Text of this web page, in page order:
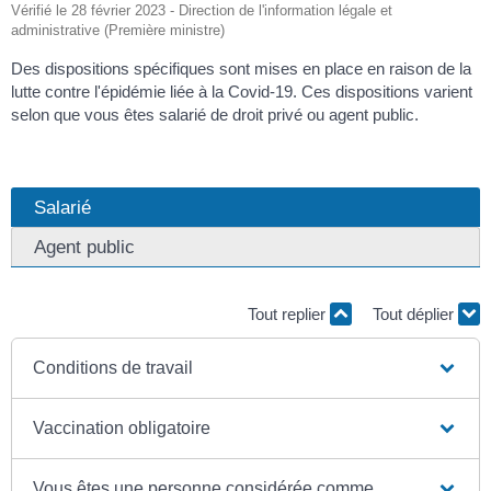
Vérifié le 28 février 2023 - Direction de l'information légale et
administrative (Première ministre)
Des dispositions spécifiques sont mises en place en raison de la
lutte contre l'épidémie liée à la Covid-19. Ces dispositions varient
selon que vous êtes salarié de droit privé ou agent public.
Salarié
Agent public
Tout replier Tout déplier
Conditions de travail
Vaccination obligatoire